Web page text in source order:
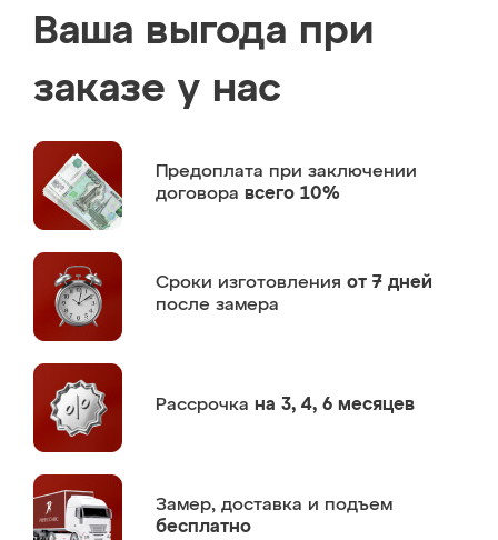
Ваша выгода при
заказе у нас
Предоплата при заключении
договора всего 10%
Сроки изготовления от 7 дней
после замера
Рассрочка на 3, 4, 6 месяцев
Замер, доставка и подъем
бесплатно